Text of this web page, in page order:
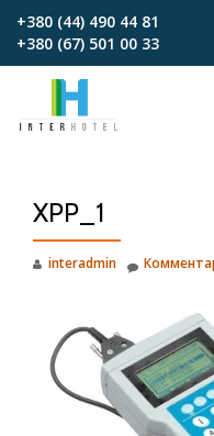
Перейти
содержимому
+380 (44) 490 44 81
+380 (67)‎‎ 501 00 33
XPP_1
interadmin